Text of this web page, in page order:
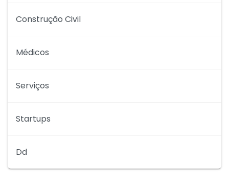
Construção Civil
Médicos
Serviços
Startups
Dd